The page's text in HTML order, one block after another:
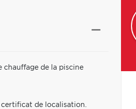
de la piscine
de localisation.